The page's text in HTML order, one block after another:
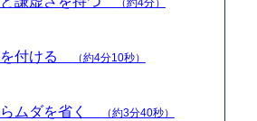
を付ける （約4分10秒）
らムダを省く （約3分40秒）